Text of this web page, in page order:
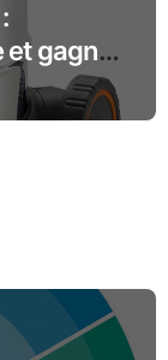
gagnez